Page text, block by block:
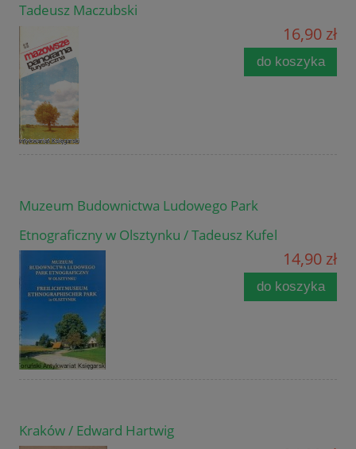
Tadeusz Maczubski
16,90 zł
do koszyka
Muzeum Budownictwa Ludowego Park
Etnograficzny w Olsztynku / Tadeusz Kufel
14,90 zł
do koszyka
Kraków / Edward Hartwig